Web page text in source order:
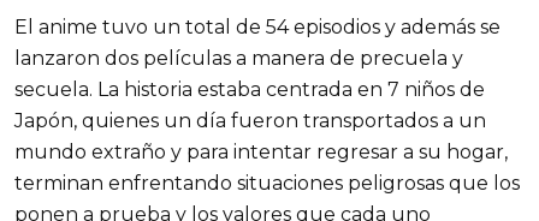
El anime tuvo un total de 54 episodios y además se
lanzaron dos películas a manera de precuela y
secuela. La historia estaba centrada en 7 niños de
Japón, quienes un día fueron transportados a un
mundo extraño y para intentar regresar a su hogar,
terminan enfrentando situaciones peligrosas que los
ponen a prueba y los valores que cada uno